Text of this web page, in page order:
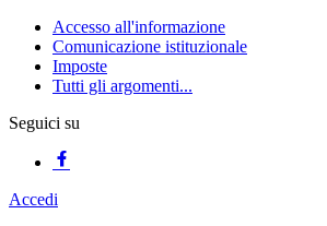
Accesso all'informazione
Comunicazione istituzionale
Imposte
Tutti gli argomenti...
Seguici su
Accedi